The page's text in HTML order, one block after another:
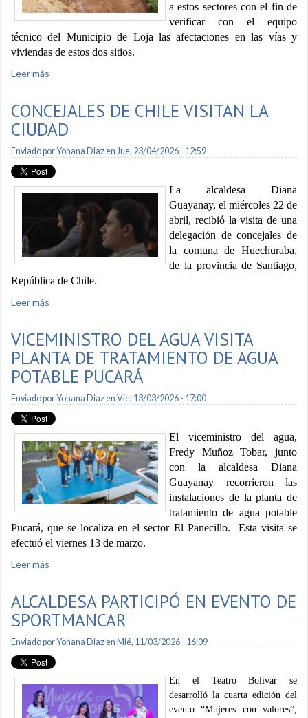
a estos sectores con el fin de
verificar con el equipo
técnico del Municipio de Loja las afectaciones en las vías y
viviendas de estos dos sitios.
Leer más
CONCEJALES DE CHILE VISITAN LA
CIUDAD
Enviado porYohana Diazen Jue, 23/04/2026 - 12:59
La alcaldesa Diana
Guayanay, el miércoles 22 de
abril, recibió la visita de una
delegación de concejales de
la comuna de Huechuraba,
de la provincia de Santiago,
República de Chile.
Leer más
VICEMINISTRO DEL AGUA VISITA
PLANTA DE TRATAMIENTO DE AGUA
POTABLE PUCARÁ
Enviado porYohana Diazen Vie, 13/03/2026 - 17:00
El viceministro del agua,
Fredy Muñoz Tobar, junto
con la alcaldesa Diana
Guayanay recorrieron las
instalaciones de la planta de
tratamiento de agua potable
Pucará, que se localiza en el sector El Panecillo. Esta visita se
efectuó el viernes 13 de marzo.
Leer más
ALCALDESA PARTICIPÓ EN EVENTO DE
SPORTMANCAR
Enviado porYohana Diazen Mié, 11/03/2026 - 16:09
En el Teatro Bolívar se
desarrolló la cuarta edición del
evento “Mujeres con valores”,